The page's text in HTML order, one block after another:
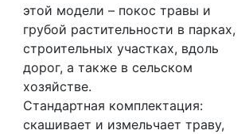
этой модели – покос травы и
грубой растительности в парках,
строительных участках, вдоль
дорог, а также в сельском
хозяйстве.
Стандартная комплектация:
скашивает и измельчает траву,